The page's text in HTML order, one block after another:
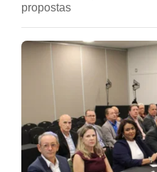
propostas